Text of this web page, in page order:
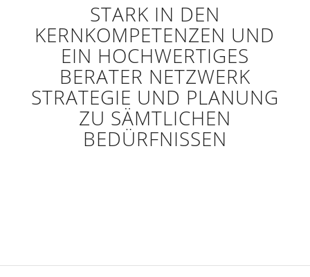
STARK IN DEN
KERNKOMPETENZEN UND
EIN HOCHWERTIGES
BERATER NETZWERK
STRATEGIE UND PLANUNG
ZU SÄMTLICHEN
BEDÜRFNISSEN